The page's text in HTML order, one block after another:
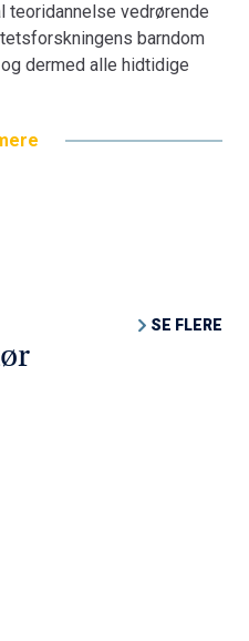
teoridannelse vedrørende
barndom
dermed alle hidtidige
SE FLERE